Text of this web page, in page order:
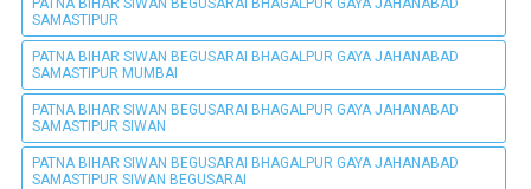
PATNA BIHAR SIWAN BEGUSARAI BHAGALPUR GAYA JAHANABAD
SAMASTIPUR
PATNA BIHAR SIWAN BEGUSARAI BHAGALPUR GAYA JAHANABAD
SAMASTIPUR MUMBAI
PATNA BIHAR SIWAN BEGUSARAI BHAGALPUR GAYA JAHANABAD
SAMASTIPUR SIWAN
PATNA BIHAR SIWAN BEGUSARAI BHAGALPUR GAYA JAHANABAD
SAMASTIPUR SIWAN BEGUSARAI